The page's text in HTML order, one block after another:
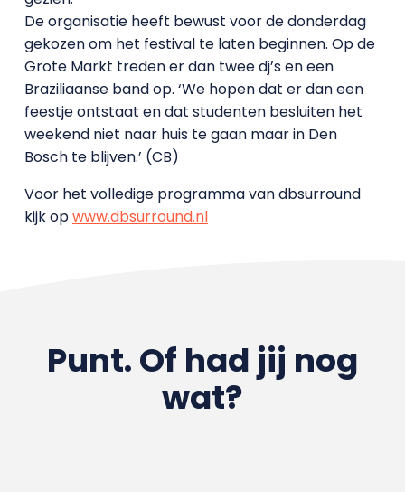
De organisatie heeft bewust voor de donderdag
gekozen om het festival te laten beginnen. Op de
Grote Markt treden er dan twee dj’s en een
Braziliaanse band op. ‘We hopen dat er dan een
feestje ontstaat en dat studenten besluiten het
weekend niet naar huis te gaan maar in Den
Bosch te blijven.’ (CB)
Voor het volledige programma van dbsurround
kijk opwww.dbsurround.nl
Punt. Of had jij nog
wat?